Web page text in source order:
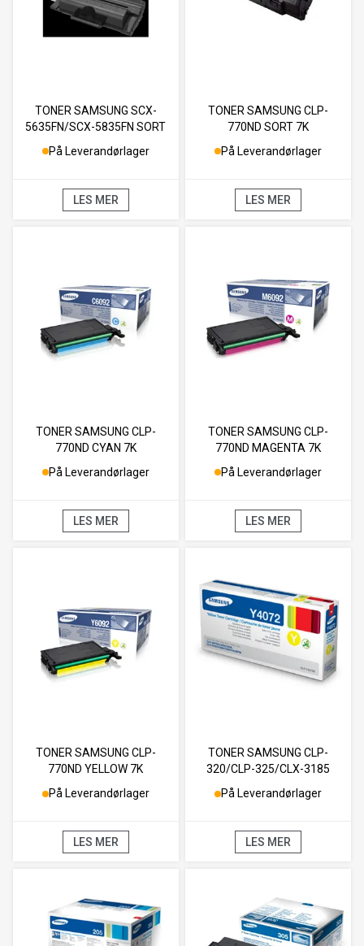
TONER SAMSUNG SCX-
5635FN/SCX-5835FN SORT
På Leverandørlager
LES MER
TONER SAMSUNG CLP-
770ND SORT 7K
På Leverandørlager
LES MER
TONER SAMSUNG CLP-
770ND CYAN 7K
På Leverandørlager
LES MER
TONER SAMSUNG CLP-
770ND MAGENTA 7K
På Leverandørlager
LES MER
TONER SAMSUNG CLP-
770ND YELLOW 7K
På Leverandørlager
LES MER
TONER SAMSUNG CLP-
320/CLP-325/CLX-3185
På Leverandørlager
LES MER